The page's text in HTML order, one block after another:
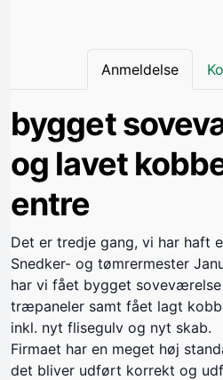
Anmeldelse
bygget
og lavet
entre
Det er tredje gang, vi har haft
Snedker- og tømrermester
har vi fået bygget
træpaneler samt fået lagt
inkl. nyt flisegulv og nyt skab.
Firmaet har en meget høj
det bliver udført korrekt og